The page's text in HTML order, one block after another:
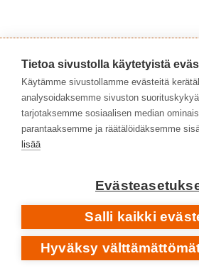
Tietoa sivustolla käytetyistä
Käytämme sivustollamme evästeitä
analysoidaksemme sivuston
tarjotaksemme sosiaalisen median
parantaaksemme ja räätälöidäksemme
lisää
Salli kaikki
Hyväksy